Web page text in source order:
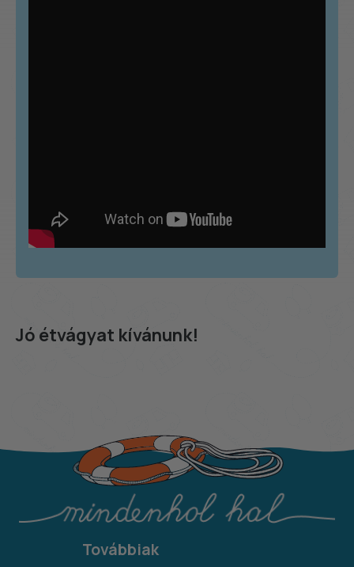
Jó étvágyat kívánunk!
Továbbiak